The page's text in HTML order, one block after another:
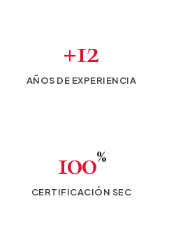
+12
AÑOS DE EXPERIENCIA
100%
CERTIFICACIÓN SEC